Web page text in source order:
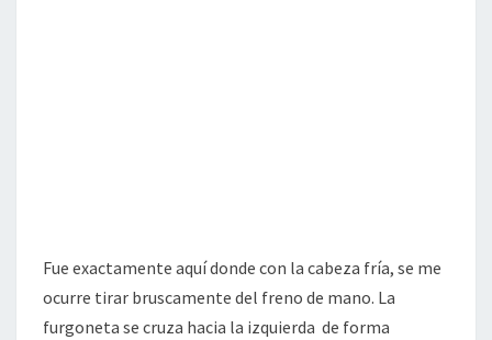
Fue exactamente aquí donde con la cabeza fría, se me
ocurre tirar bruscamente del freno de mano. La
furgoneta se cruza hacia la izquierda de forma